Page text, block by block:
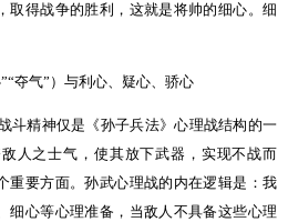
取得战争的胜利，这就是将帅的细心。细
夺气”）与利心、疑心、骄心
斗精神仅是《孙子兵法》心理战结构的一
人之士气，使其放下武器，实现不战而
重要方面。孙武心理战的内在逻辑是：我
细心等心理准备，当敌人不具备这些心理